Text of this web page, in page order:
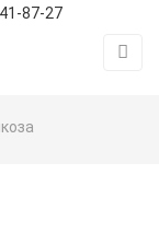
87-27